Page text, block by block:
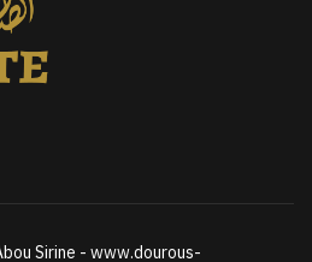
Sirine - www.dourous-